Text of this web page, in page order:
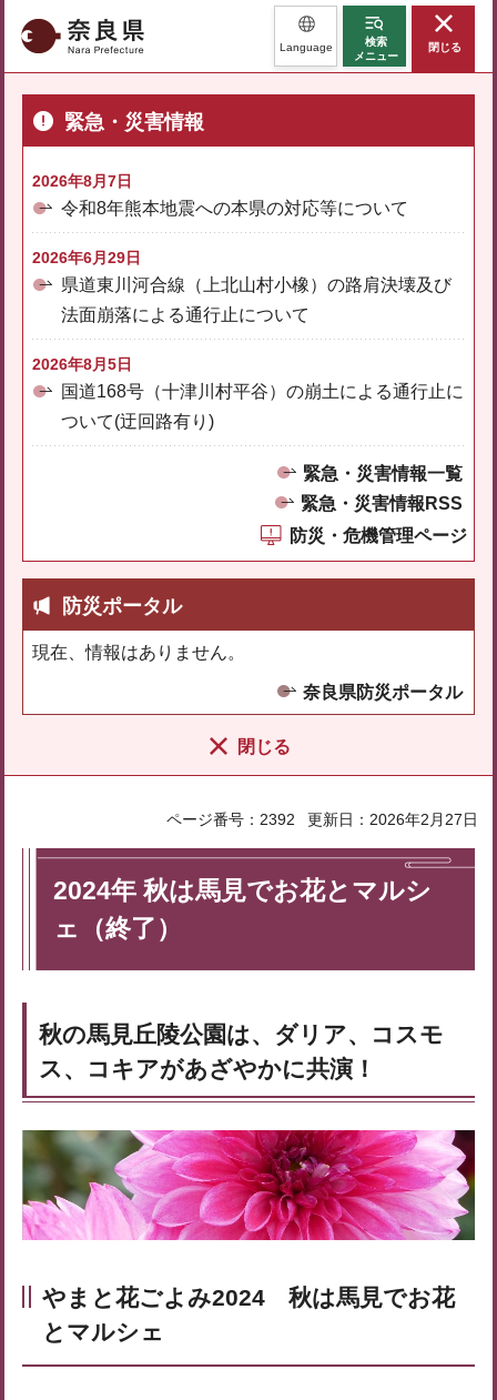
奈良県 Language
検索
メニュー
閉じる
緊急・災害情報
2026年8月7日
令和8年熊本地震への本県の対応等について
2026年6月29日
県道東川河合線（上北山村小橡）の路肩決壊及び
法面崩落による通行止について
2026年8月5日
国道168号（十津川村平谷）の崩土による通行止に
ついて(迂回路有り)
緊急・災害情報一覧
緊急・災害情報RSS
防災・危機管理ページ
防災ポータル
現在、情報はありません。
奈良県防災ポータル
閉じる
ページ番号：2392 更新日：2026年2月27日
2024年 秋は馬見でお花とマルシ
ェ（終了）
秋の馬見丘陵公園は、ダリア、コスモ
ス、コキアがあざやかに共演！
やまと花ごよみ2024 秋は馬見でお花
とマルシェ